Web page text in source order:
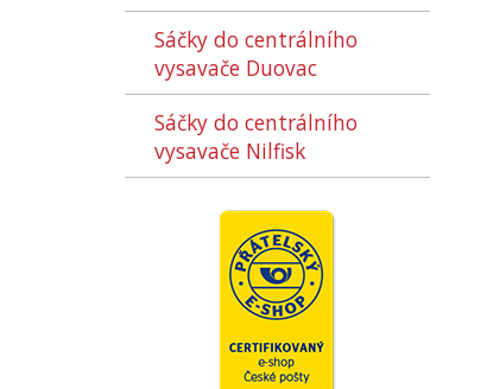
Sáčky do centrálního
vysavače Duovac
Sáčky do centrálního
vysavače Nilfisk